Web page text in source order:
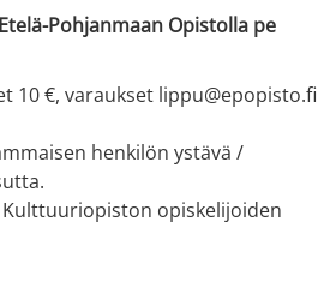
Pohjanmaan Opistolla pe
10 €, varaukset lippu@epopisto.fi
henkilön ystävä /
opiskelijoiden